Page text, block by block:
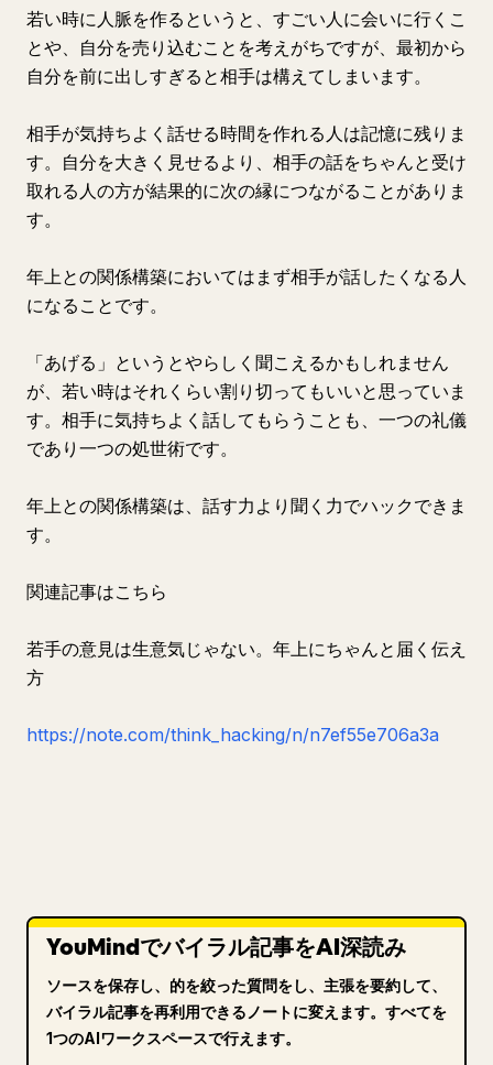
若い時に人脈を作るというと、すごい人に会いに行くこ
とや、自分を売り込むことを考えがちですが、最初から
自分を前に出しすぎると相手は構えてしまいます。
相手が気持ちよく話せる時間を作れる人は記憶に残りま
す。自分を大きく見せるより、相手の話をちゃんと受け
取れる人の方が結果的に次の縁につながることがありま
す。
年上との関係構築においてはまず相手が話したくなる人
になることです。
「あげる」というとやらしく聞こえるかもしれません
が、若い時はそれくらい割り切ってもいいと思っていま
す。相手に気持ちよく話してもらうことも、一つの礼儀
であり一つの処世術です。
年上との関係構築は、話す力より聞く力でハックできま
す。
関連記事はこちら
若手の意見は生意気じゃない。年上にちゃんと届く伝え
方
https://note.com/think_hacking/n/n7ef55e706a3a
YouMindでバイラル記事をAI深読み
ソースを保存し、的を絞った質問をし、主張を要約して、
バイラル記事を再利用できるノートに変えます。すべてを
1つのAIワークスペースで行えます。